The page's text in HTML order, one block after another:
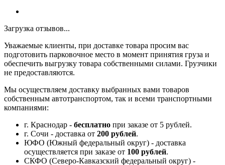
Загрузка отзывов...
Уважаемые клиенты, при доставке товара просим вас
подготовить парковочное место в момент принятия груза и
обеспечить выгрузку товара собственными силами. Грузчики
не предоставляются.
Мы осуществляем доставку выбранных вами товаров
собственным автотранспортом, так и всеми транспортными
компаниями:
г. Краснодар - бесплатно при заказе от 5 рублей.
г. Сочи - доставка от 200 рублей.
ЮФО (Южный федеральный округ) - доставка
осуществляется при заказе от 100 рублей.
СКФО (Северо-Кавказский федеральный округ) -